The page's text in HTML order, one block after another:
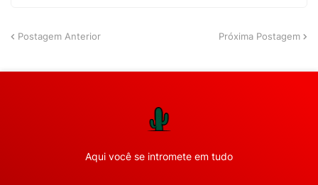
Postagem Anterior Próxima Postagem
Aqui você se intromete em tudo